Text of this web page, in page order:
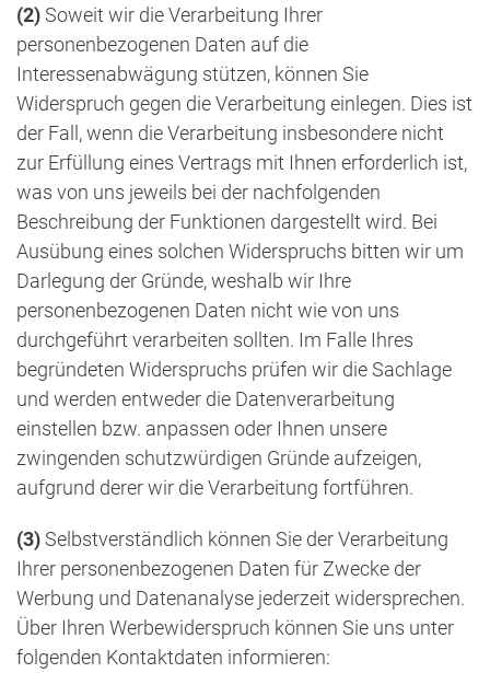
(2)Soweit wir die Verarbeitung Ihrer
personenbezogenen Daten auf die
Interessenabwägung stützen, können Sie
Widerspruch gegen die Verarbeitung einlegen. Dies ist
der Fall, wenn die Verarbeitung insbesondere nicht
zur Erfüllung eines Vertrags mit Ihnen erforderlich ist,
was von uns jeweils bei der nachfolgenden
Beschreibung der Funktionen dargestellt wird. Bei
Ausübung eines solchen Widerspruchs bitten wir um
Darlegung der Gründe, weshalb wir Ihre
personenbezogenen Daten nicht wie von uns
durchgeführt verarbeiten sollten. Im Falle Ihres
begründeten Widerspruchs prüfen wir die Sachlage
und werden entweder die Datenverarbeitung
einstellen bzw. anpassen oder Ihnen unsere
zwingenden schutzwürdigen Gründe aufzeigen,
aufgrund derer wir die Verarbeitung fortführen.
(3)Selbstverständlich können Sie der Verarbeitung
Ihrer personenbezogenen Daten für Zwecke der
Werbung und Datenanalyse jederzeit widersprechen.
Über Ihren Werbewiderspruch können Sie uns unter
folgenden Kontaktdaten informieren: